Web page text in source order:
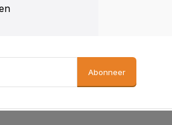
Abonneer